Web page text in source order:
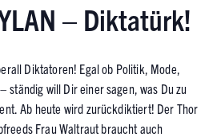
– Diktatürk!
Diktatoren! Egal ob Politik, Mode,
ständig will Dir einer sagen, was Du zu
Ab heute wird zurückdiktiert! Der Thor
Frau Waltraut braucht auch